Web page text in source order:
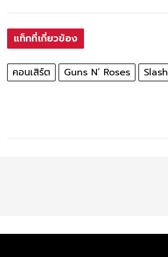
แท็กที่เกี่ยวข้อง
คอนเสิร์ต Guns N’ Roses Slash